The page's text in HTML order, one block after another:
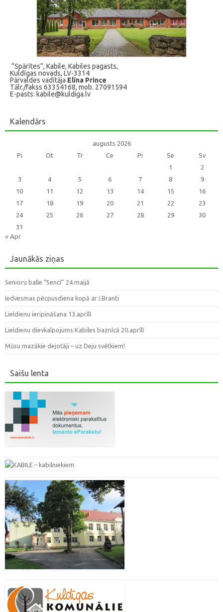
“Spārītes”, Kabile, Kabiles pagasts,
Kuldīgas novads, LV-3314
Pārvaldes vadītāja Elīna Prince
Tālr./fakss 63354168, mob. 27091594
E-pasts: kabile@kuldiga.lv
Kalendārs
augusts 2026
Pi
Ot Tr Ce Pi Se
Sv
1
2
3
4 5 6 7 8
9
10
11 12 13 14 15
16
17
18 19 20 21 22
23
24
25 26 27 28 29
30
31
« Apr
Jaunākās ziņas
Senioru balle “Sencī” 24.maijā
Iedvesmas pēcpusdiena kopā ar I.Branti
Lieldienu ieripināšana 13.aprīlī
Lieldienu dievkalpojums Kabiles baznīcā 20.aprīlī
Mūsu mazākie dejotāji – uz Deju svētkiem!
Saišu lenta